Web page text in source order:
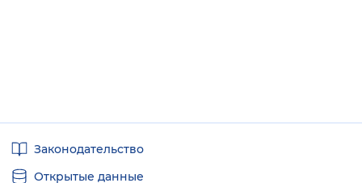
ссылкиЗаконодательство
Открытые данные